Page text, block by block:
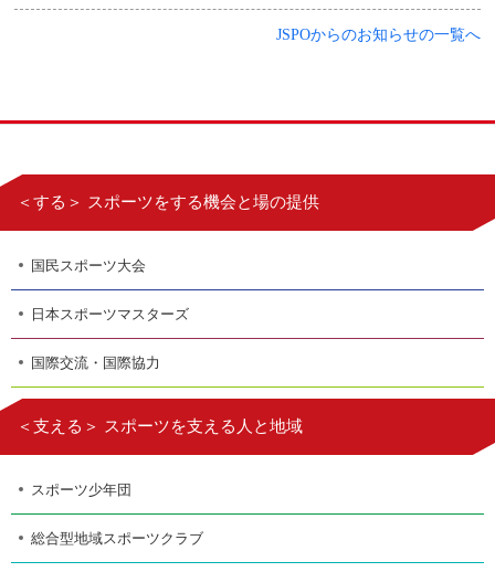
JSPOからのお知らせの一覧へ
＜する＞ スポーツをする機会と場の提供
国民スポーツ大会
日本スポーツマスターズ
国際交流・国際協力
＜支える＞ スポーツを支える人と地域
スポーツ少年団
総合型地域スポーツクラブ